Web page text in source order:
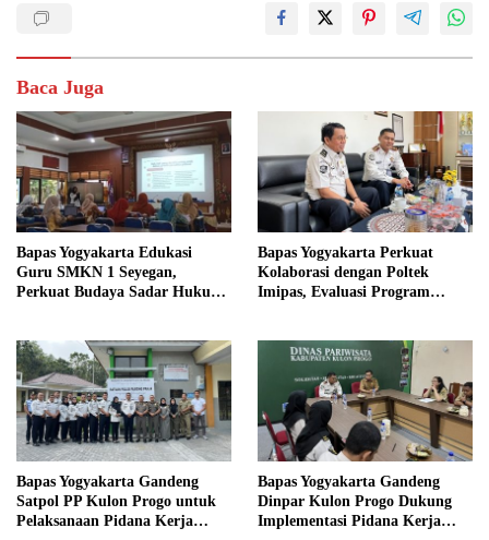
Baca Juga
Bapas Yogyakarta Edukasi
Guru SMKN 1 Seyegan,
Perkuat Budaya Sadar Hukum
Bapas Yogyakarta Perkuat
Kolaborasi dengan Poltek
Imipas, Evaluasi Program
Bapas Yogyakarta Gandeng
Satpol PP Kulon Progo untuk
Pelaksanaan Pidana Kerja
Bapas Yogyakarta Gandeng
Dinpar Kulon Progo Dukung
Implementasi Pidana Kerja